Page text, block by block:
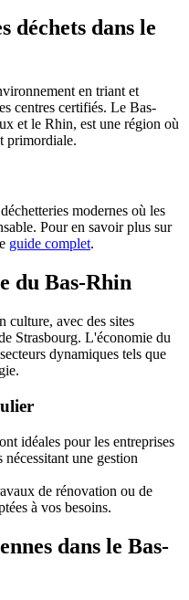
déchets dans le
en triant et
centres certifiés. Le Bas-
et le Rhin, est une région où
primordiale.
modernes où les
Pour en savoir plus sur
guide complet.
du Bas-Rhin
culture, avec des sites
Strasbourg. L'économie du
dynamiques tels que
idéales pour les entreprises
une gestion
de rénovation ou de
à vos besoins.
dans le Bas-